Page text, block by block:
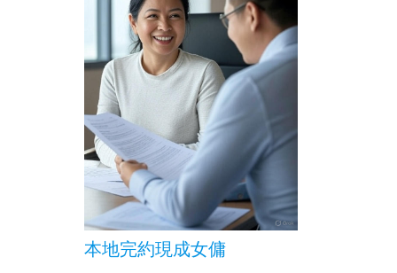
本地完約現成女傭